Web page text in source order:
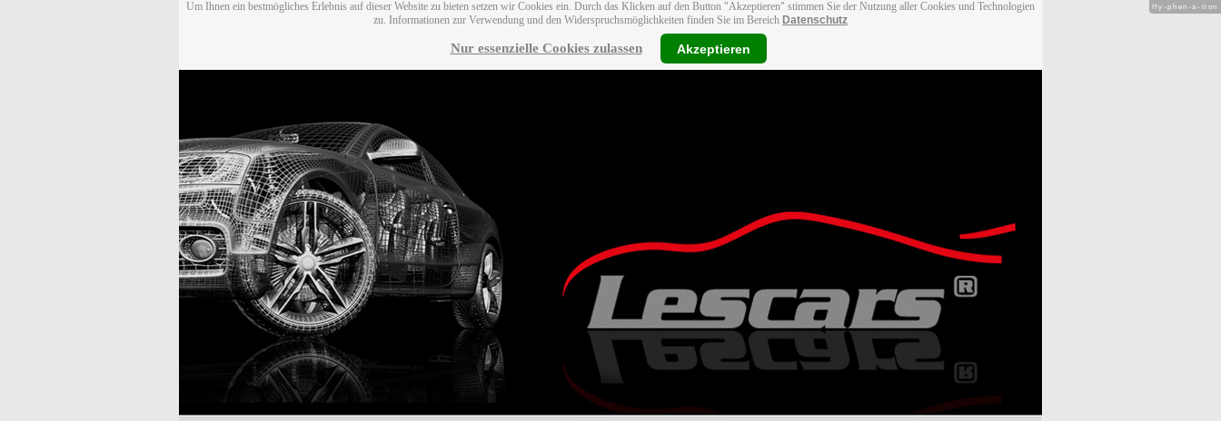
Um Ihnen ein bestmögliches Erlebnis auf dieser Website zu bieten setzen wir Cookies ein. Durch das Klicken auf den Button "Akzeptieren" stimmen Sie der Nutzung aller Cookies und Technologien
zu. Informationen zur Verwendung und den Widerspruchsmöglichkeiten finden Sie im Bereich Datenschutz
Nur essenzielle Cookies zulassen Akzeptieren
Hy-phen-a-tion